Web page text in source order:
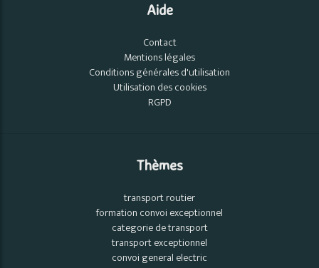
Aide
Contact
Mentions légales
Conditions générales d'utilisation
Utilisation des cookies
RGPD
Thèmes
transport routier
formation convoi exceptionnel
categorie de transport
transport exceptionnel
convoi general electric